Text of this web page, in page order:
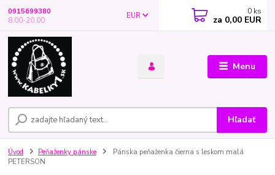
Menu
EUR
Hľadať
0915699380
8.00-20.00
0 ks
za 0,00 EUR
Úvod Peňaženky pánske
Pánska peňaženka čierna s leskom malá
PETERSON